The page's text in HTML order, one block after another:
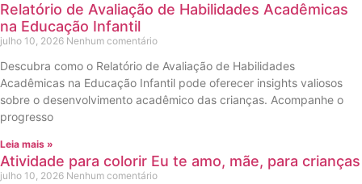
Relatório de Avaliação de Habilidades Acadêmicas
na Educação Infantil
julho 10, 2026 Nenhum comentário
Descubra como o Relatório de Avaliação de Habilidades
Acadêmicas na Educação Infantil pode oferecer insights valiosos
sobre o desenvolvimento acadêmico das crianças. Acompanhe o
progresso
Leia mais »
Atividade para colorir Eu te amo, mãe, para crianças
julho 10, 2026 Nenhum comentário